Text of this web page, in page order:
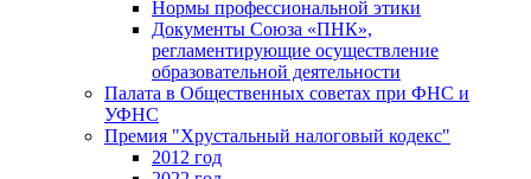
Нормы профессиональной этики
Документы Союза «ПНК»,
регламентирующие осуществление
образовательной деятельности
Палата в Общественных советах при ФНС и
УФНС
Премия "Хрустальный налоговый кодекс"
2012 год